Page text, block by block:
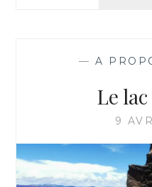
—A
Le
9